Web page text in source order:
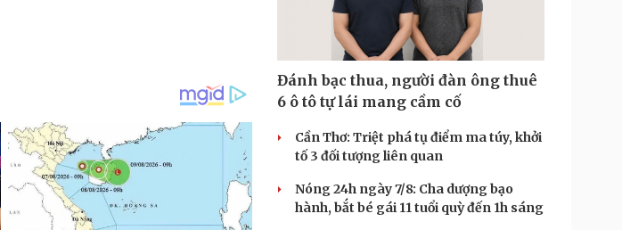
Đánh bạc thua, người đàn ông thuê
6 ô tô tự lái mang cầm cố
Cần Thơ: Triệt phá tụ điểm ma túy, khởi
tố 3 đối tượng liên quan
Nóng 24h ngày 7/8: Cha dượng bạo
hành, bắt bé gái 11 tuổi quỳ đến 1h sáng